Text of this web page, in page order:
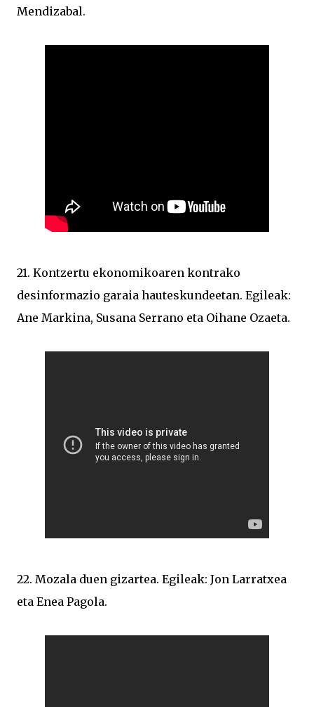
Mendizabal.
21. Kontzertu ekonomikoaren kontrako
desinformazio garaia hauteskundeetan. Egileak:
Ane Markina, Susana Serrano eta Oihane Ozaeta.
22. Mozala duen gizartea. Egileak: Jon Larratxea
eta Enea Pagola.